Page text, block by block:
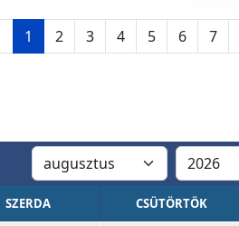
1 2 3 4 5 6 7
SZERDA CSÜTÖRTÖK